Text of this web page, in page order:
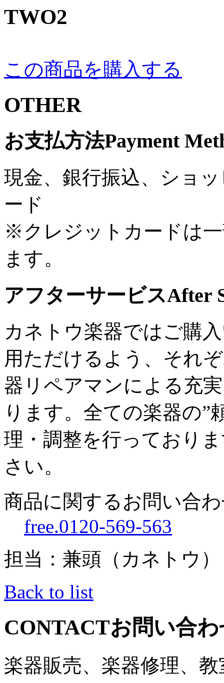
TWO2
この商品を購入する
OTHER
お支払方法Payment
現金、銀行振込、ショ
ード
※クレジットカードは
ます。
アフターサービスAfter
カネトウ楽器ではご購
用ただけるよう、それ
器リペアマンによる充
ります。全ての楽器の”
理・調整を行っており
さい。
商品に関するお問い合
free.0120-569-563
担当：兼頭（カネトウ）
Back to list
CONTACTお問い合
楽器販売、楽器修理、